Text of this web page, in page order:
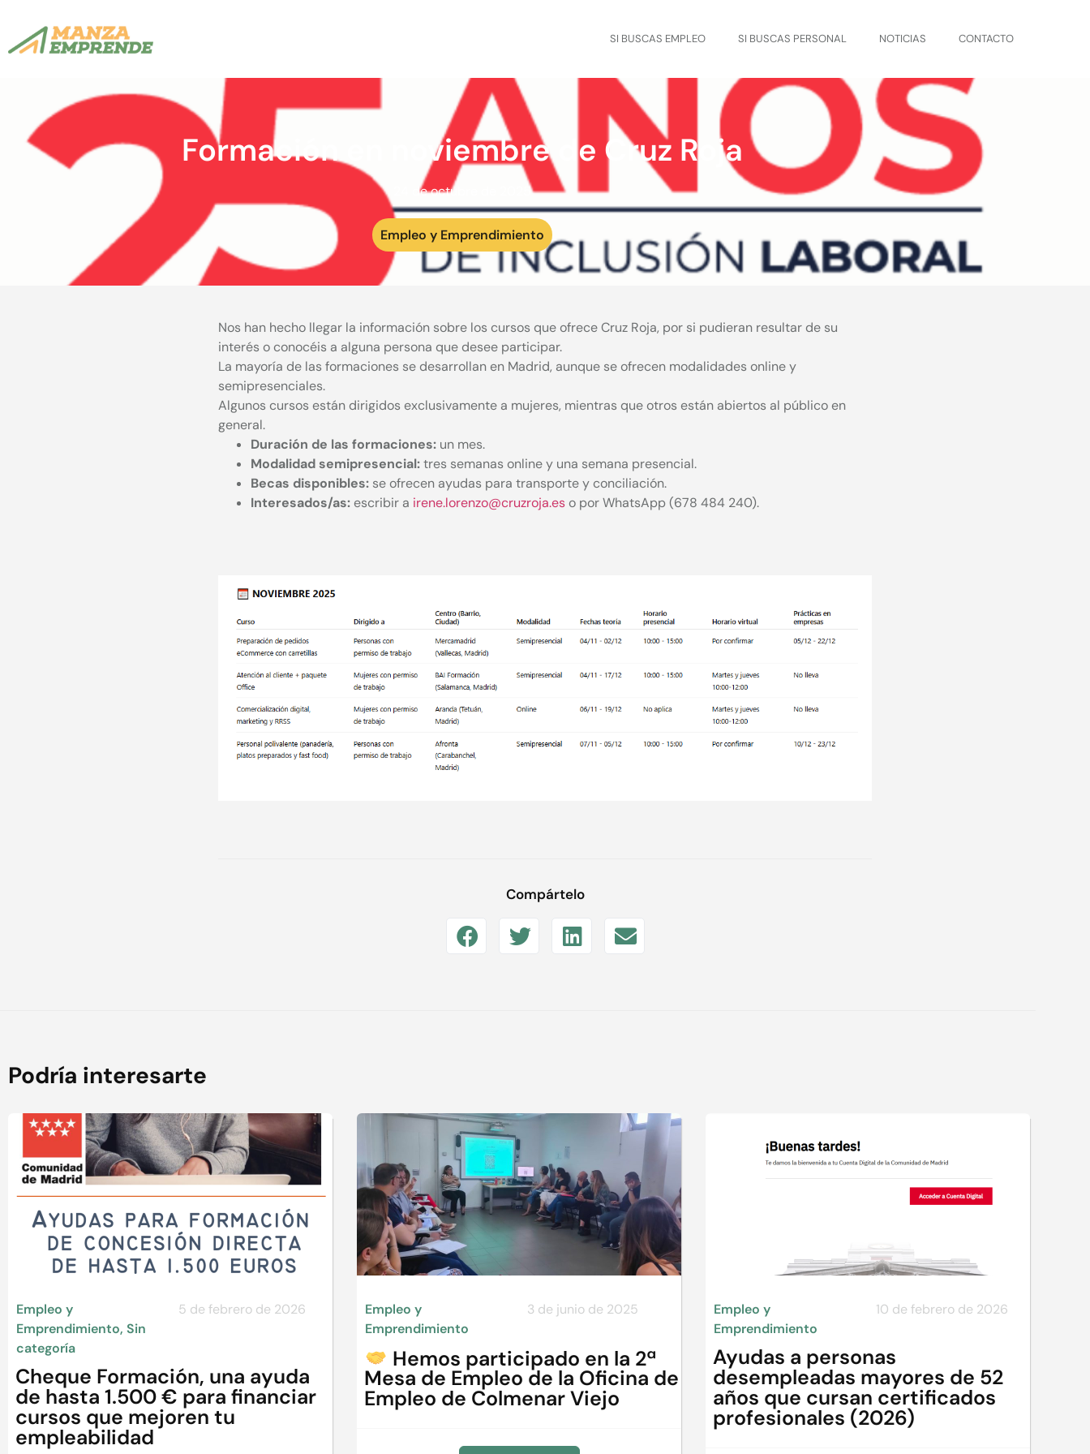
SI BUSCAS EMPLEO SI BUSCAS PERSONAL NOTICIAS CONTACTO
Formación en noviembre de Cruz Roja
24 de octubre de 2025
Empleo y Emprendimiento
Nos han hecho llegar la información sobre los cursos que ofrece Cruz Roja, por si pudieran resultar de su
interés o conocéis a alguna persona que desee participar.
La mayoría de las formaciones se desarrollan en Madrid, aunque se ofrecen modalidades online y
semipresenciales.
Algunos cursos están dirigidos exclusivamente a mujeres, mientras que otros están abiertos al público en
general.
Duración de las formaciones:un mes.
Modalidad semipresencial:tres semanas online y una semana presencial.
Becas disponibles:se ofrecen ayudas para transporte y conciliación.
Interesados/as:escribir a irene.lorenzo@cruzroja.eso por WhatsApp (678 484 240).
Compártelo
Podría interesarte
Empleo y
Emprendimiento, Sin
categoría
5 de febrero de 2026
Cheque Formación, una ayuda
de hasta 1.500 € para financiar
cursos que mejoren tu
empleabilidad
Empleo y
Emprendimiento
3 de junio de 2025
Hemos participado en la 2ª
Mesa de Empleo de la Oficina de
Empleo de Colmenar Viejo
Empleo y
Emprendimiento
10 de febrero de 2026
Ayudas a personas
desempleadas mayores de 52
años que cursan certificados
profesionales (2026)